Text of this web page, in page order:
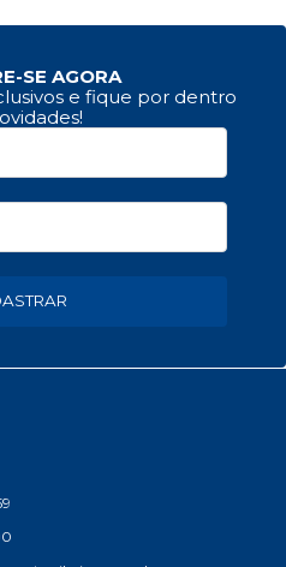
SE AGORA
e fique por dentro